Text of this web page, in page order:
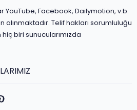
YouTube, Facebook, Dailymotion, v.b.
Telif hakları sorumluluğu
biri sunucularımızda